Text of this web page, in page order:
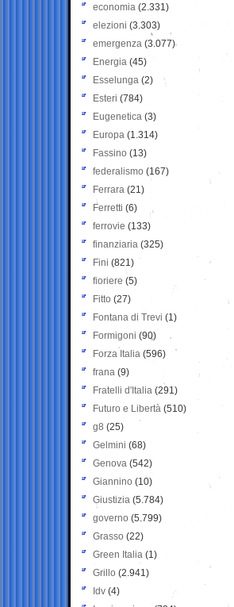
economia (2.331)
elezioni (3.303)
emergenza (3.077)
Energia (45)
Esselunga (2)
Esteri (784)
Eugenetica (3)
Europa (1.314)
Fassino (13)
federalismo (167)
Ferrara (21)
Ferretti (6)
ferrovie (133)
finanziaria (325)
Fini (821)
fioriere (5)
Fitto (27)
Fontana di Trevi (1)
Formigoni (90)
Forza Italia (596)
frana (9)
Fratelli d'Italia (291)
Futuro e Libertà (510)
g8 (25)
Gelmini (68)
Genova (542)
Giannino (10)
Giustizia (5.784)
governo (5.799)
Grasso (22)
Green Italia (1)
Grillo (2.941)
Idv (4)